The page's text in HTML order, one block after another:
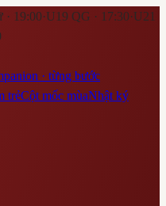
· 19:00·U19 QG · 17:30·U21
· từng bước
trẻCột mốc mùaNhật ký